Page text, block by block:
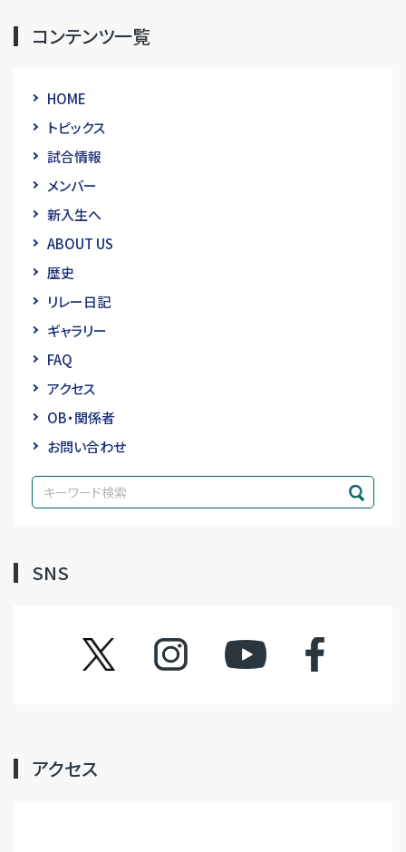
コンテンツ一覧
HOME
トピックス
試合情報
メンバー
新入生へ
ABOUT US
歴史
リレー日記
ギャラリー
FAQ
アクセス
OB・関係者
お問い合わせ
SNS
ツイッター インスタグラムYouTube フェイスブック
アクセス